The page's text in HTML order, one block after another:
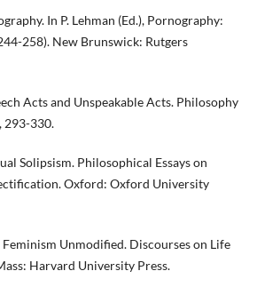
In P. Lehman (Ed.), Pornography:
258). New Brunswick: Rutgers
Acts and Unspeakable Acts. Philosophy
293-330.
Solipsism. Philosophical Essays on
Oxford: Oxford University
Unmodified. Discourses on Life
Harvard University Press.